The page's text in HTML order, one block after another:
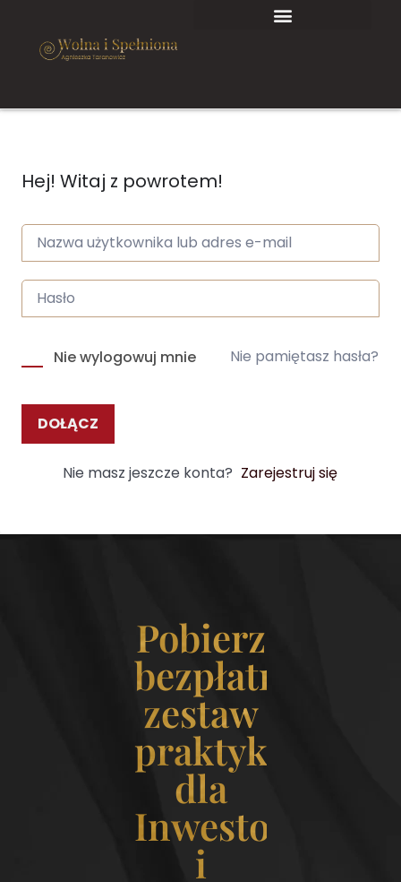
Hej! Witaj z powrotem!
Nie wylogowuj mnie Nie pamiętasz hasła?
DOŁĄCZ
Nie masz jeszcze konta? Zarejestruj się
Pobierz
bezpłatny
zestaw
praktyk
dla
Inwestorek
i